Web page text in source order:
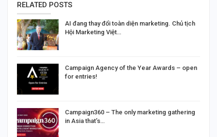
RELATED POSTS
AI đang thay đổi toàn diện marketing. Chủ tịch
Hội Marketing Việt…
Campaign Agency of the Year Awards – open
for entries!
Campaign360 – The only marketing gathering
in Asia that’s…